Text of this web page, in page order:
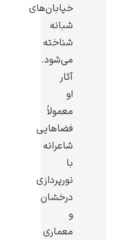
کامی پیساروخیابان‌های
شبانه
شناخته
می‌شود.
آثار
او
معمولاً
فضاهایی
شاعرانه
با
نورپردازی
درخشان
و
معماری